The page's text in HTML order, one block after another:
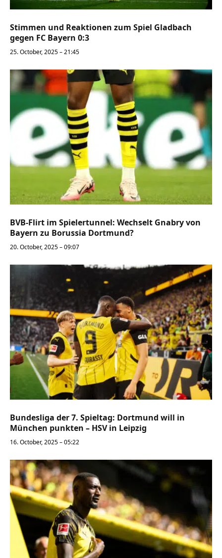
Stimmen und Reaktionen zum Spiel Gladbach
gegen FC Bayern 0:3
25. October, 2025 – 21:45
BVB-Flirt im Spielertunnel: Wechselt Gnabry von
Bayern zu Borussia Dortmund?
20. October, 2025 – 09:07
Bundesliga der 7. Spieltag: Dortmund will in
München punkten – HSV in Leipzig
16. October, 2025 – 05:22